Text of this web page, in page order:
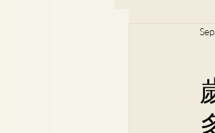
Dr.
Dr.